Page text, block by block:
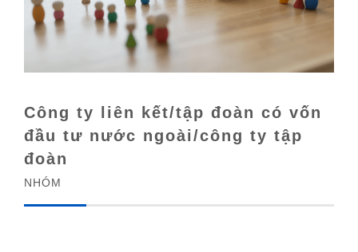
Công ty liên kết/tập đoàn có vốn
đầu tư nước ngoài/công ty tập
đoàn
NHÓM